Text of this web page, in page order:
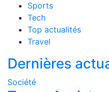
Sports
Tech
Top actualités
Travel
Dernières
Société